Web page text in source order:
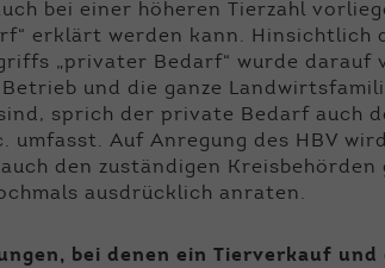
bei einer höheren Tierzahl
erklärt werden kann. Hinsichtlich
„privater Bedarf“ wurde darauf
und die ganze
sprich der private Bedarf auch
Auf Anregung des HBV wird
den zuständigen Kreisbehörden
ausdrücklich anraten.
bei denen ein Tierverkauf